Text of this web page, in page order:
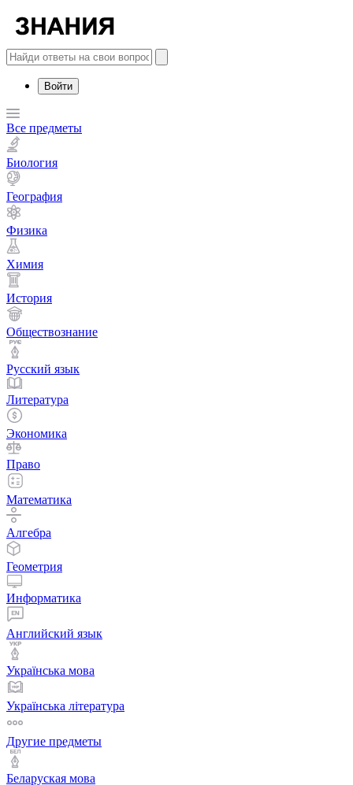
Войти
Все предметы
Биология
География
Физика
Химия
История
Обществознание
Русский язык
Литература
Экономика
Право
Математика
Алгебра
Геометрия
Информатика
Английский язык
Українська мова
Українська література
Другие предметы
Беларуская мова